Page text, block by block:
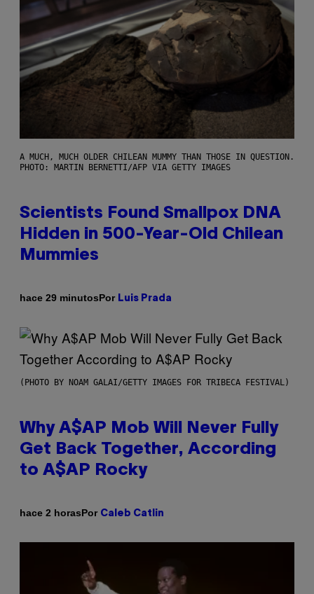
A MUCH, MUCH OLDER CHILEAN MUMMY THAN THOSE IN QUESTION.
PHOTO: MARTIN BERNETTI/AFP VIA GETTY IMAGES
Scientists Found Smallpox DNA
Hidden in 500-Year-Old Chilean
Mummies
hace 29 minutosPor Luis Prada
(PHOTO BY NOAM GALAI/GETTY IMAGES FOR TRIBECA FESTIVAL)
Why A$AP Mob Will Never Fully
Get Back Together, According
to A$AP Rocky
hace 2 horasPor Caleb Catlin